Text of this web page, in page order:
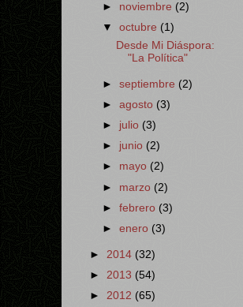
► noviembre (2)
▼octubre (1)
Desde Mi Diáspora:
"La Política"
►septiembre (2)
►agosto (3)
► julio (3)
► junio (2)
► mayo (2)
► marzo (2)
►febrero (3)
►enero (3)
► 2014 (32)
► 2013 (54)
► 2012 (65)